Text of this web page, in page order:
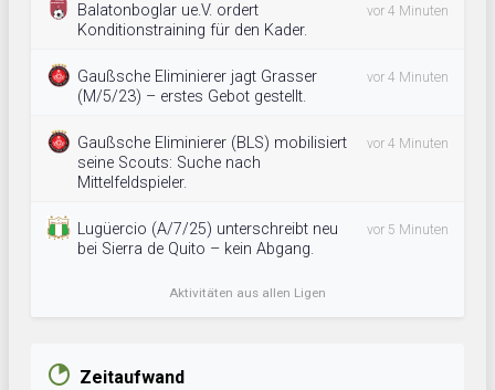
Balatonboglar ue.V. ordert
Konditionstraining für den Kader.
vor 4 Minuten
Gaußsche Eliminierer jagt Grasser
(M/5/23) – erstes Gebot gestellt.
vor 4 Minuten
Gaußsche Eliminierer (BLS) mobilisiert
seine Scouts: Suche nach
Mittelfeldspieler.
vor 4 Minuten
Lugüercio (A/7/25) unterschreibt neu
bei Sierra de Quito – kein Abgang.
vor 5 Minuten
Aktivitäten aus allen Ligen
Zeitaufwand